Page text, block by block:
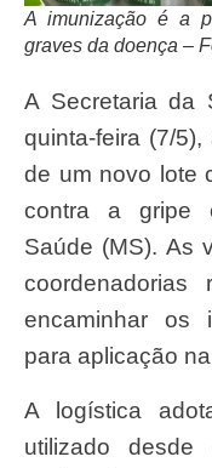
A imunização é a
graves da doença –
A Secretaria da Saúde (SES) realizou, nesta
quinta-feira (7/
de um novo lote
contra a gripe
Saúde (MS). As
coordenadorias
encaminhar os
para aplicação
A logística adotada segue o mesmo fluxo
utilizado